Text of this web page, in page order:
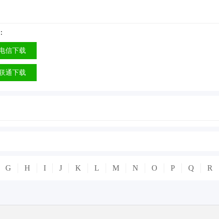
信下载
通下载
G H I J K L M N O P Q R